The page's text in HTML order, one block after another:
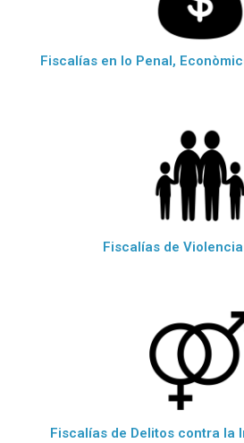
Fiscalías en lo Penal,
Fiscalías de
Fiscalías de Delitos contra la